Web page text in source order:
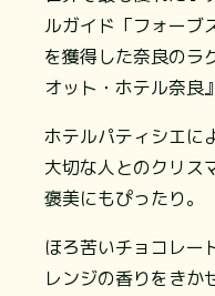
ルガイド「フォーブ
を獲得した奈良のラ
オット・ホテル奈良
ホテルパティシエに
大切な人とのクリス
褒美にもぴったり。
ほろ苦いチョコレー
レンジの香りをき